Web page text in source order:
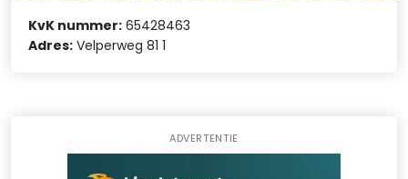
KvK nummer: 65428463
Adres: Velperweg 81 1
ADVERTENTIE